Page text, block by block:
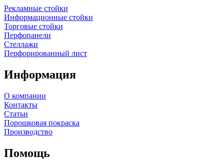
Рекламные стойки
Информационные стойки
Торговые стойки
Перфопанели
Стеллажи
Перфорированный лист
Информация
О компании
Контакты
Статьи
Порошковая покраска
Производство
Помощь